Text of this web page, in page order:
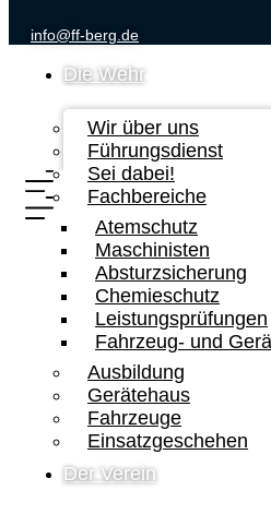
info@ff-berg.de
Die Wehr
Wir über uns
Führungsdienst
Sei dabei!
Fachbereiche
Atemschutz
Maschinisten
Absturzsicherung
Chemieschutz
Leistungsprüfungen
Fahrzeug- und
Ausbildung
Gerätehaus
Fahrzeuge
Einsatzgeschehen
Der Verein